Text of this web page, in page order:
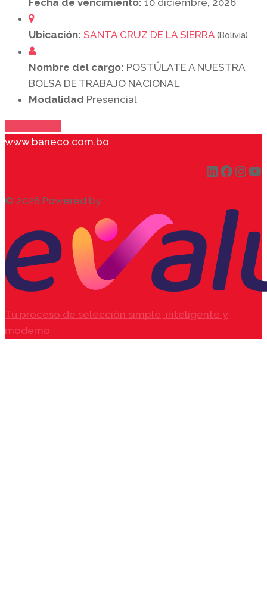
Ubicación: SANTA CRUZ DE LA SIERRA (Bolivia)
Nombre del cargo: POSTÚLATE A NUESTRA
BOLSA DE TRABAJO NACIONAL
Modalidad Presencial
www.baneco.com.bo
LinkedIn
© 2026 Powered by
Tu proceso de selección simple, inteligente y
moderno